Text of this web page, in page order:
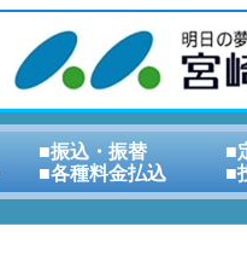
■振込・振替
■各種料金払込
■
■